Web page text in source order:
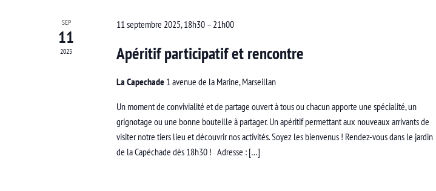
SEP
11
2025
11 septembre 2025, 18h30– 21h00
Apéritif participatif et rencontre
La Capechade 1 avenue de la Marine, Marseillan
Un moment de convivialité et de partage ouvert à tous ou chacun apporte une spécialité, un
grignotage ou une bonne bouteille à partager. Un apéritif permettant aux nouveaux arrivants de
visiter notre tiers lieu et découvrir nos activités. Soyez les bienvenus ! Rendez-vous dans le jardin
de la Capéchade dès 18h30 ! Adresse : […]